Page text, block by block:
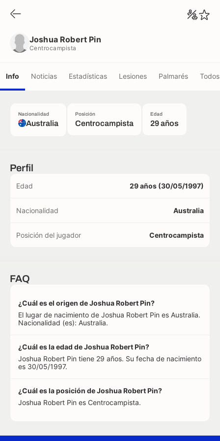
Joshua Robert Pin
Centrocampista
Info Noticias Estadísticas Lesiones Palmarés
Nacionalidad
Australia
Posición
Centrocampista
Edad
29 años
Perfil
Edad 29 años (30/05/1997)
Nacionalidad Australia
Posición del jugador Centrocampista
FAQ
¿Cuál es el origen de Joshua Robert Pin?
El lugar de nacimiento de Joshua Robert Pin es Australia.
Nacionalidad (es): Australia.
¿Cuál es la edad de Joshua Robert Pin?
Joshua Robert Pin tiene 29 años. Su fecha de nacimiento
es 30/05/1997.
¿Cuál es la posición de Joshua Robert Pin?
Joshua Robert Pin es Centrocampista.